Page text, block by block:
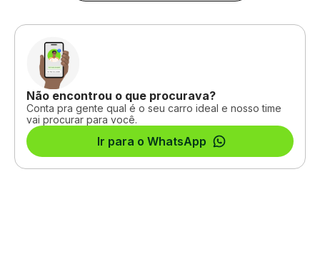
Não encontrou o que procurava?
Conta pra gente qual é o seu carro ideal e nosso time
vai procurar para você.
Ir para o WhatsApp